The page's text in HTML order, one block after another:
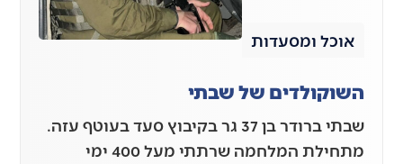
אוכל ומסעדות
השוקולדים של שבתי
שבתי ברודר בן 37 גר בקיבוץ סעד בעוטף עזה.
מתחילת המלחמה שרתתי מעל 400 ימי